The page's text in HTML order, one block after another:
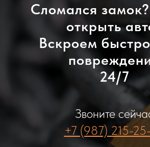
Сломался
открыть
Вскроем
24/7
Звоните
+7 (987) 215-